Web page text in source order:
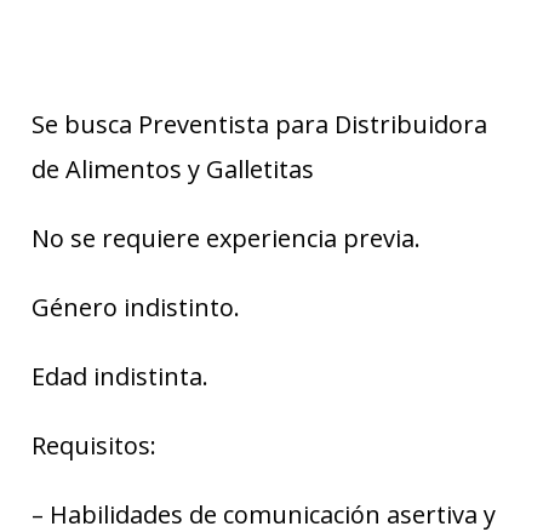
Se busca Preventista para Distribuidora
de Alimentos y Galletitas
No se requiere experiencia previa.
Género indistinto.
Edad indistinta.
Requisitos:
– Habilidades de comunicación asertiva y